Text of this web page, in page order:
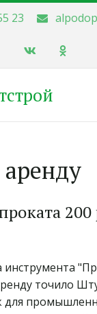
23
200
инструмента
точило
для